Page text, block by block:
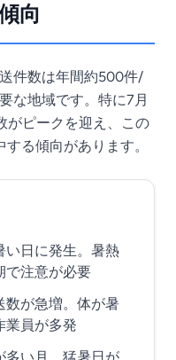
向
件数は年間約500件/
な地域です。特に7月
がピークを迎え、この
る傾向があります。
い日に発生。暑熱
で注意が必要
数が急増。体が暑
業員が多発